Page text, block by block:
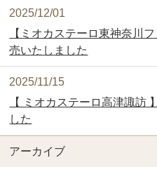
2025/12/01
【ミオカステーロ東神奈川
売いたしました
2025/11/15
【 ミオカステーロ高津諏訪
した
アーカイブ